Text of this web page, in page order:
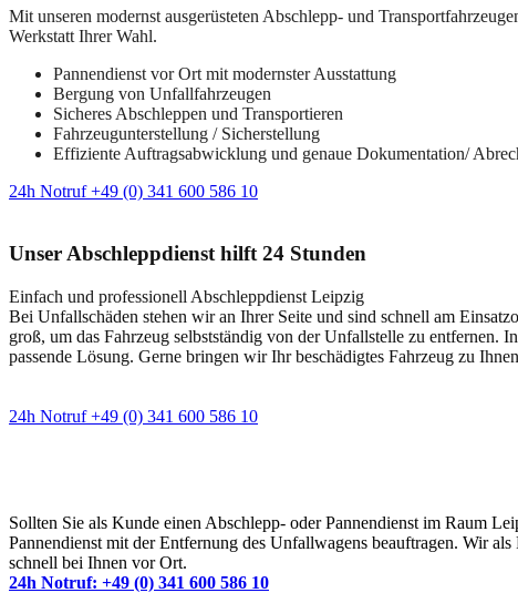
Mit unseren modernst ausgerüsteten Abschlepp- und
Werkstatt Ihrer Wahl.
Pannendienst vor Ort mit modernster Ausstattung
Bergung von Unfallfahrzeugen
Sicheres Abschleppen und Transportieren
Fahrzeugunterstellung / Sicherstellung
Effiziente Auftragsabwicklung und genaue Dokumentation/
24h Notruf +49 (0) 341 600 586 10
Unser Abschleppdienst hilft 24 Stunden
Einfach und professionell Abschleppdienst Leipzig
Bei Unfallschäden stehen wir an Ihrer Seite und sind schnell am
groß, um das Fahrzeug selbstständig von der Unfallstelle zu
passende Lösung. Gerne bringen wir Ihr beschädigtes Fahrzeug zu
24h Notruf +49 (0) 341 600 586 10
Sollten Sie als Kunde einen Abschlepp- oder Pannendienst im Raum
Pannendienst mit der Entfernung des Unfallwagens beauftragen. Wir
schnell bei Ihnen vor Ort.
24h Notruf: +49 (0) 341 600 586 10